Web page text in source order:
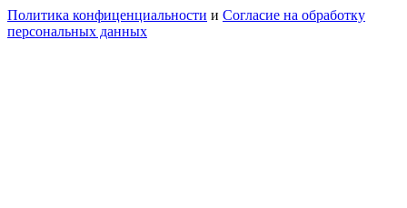
Политика конфиценциальности и Согласие на обработку
персональных данных